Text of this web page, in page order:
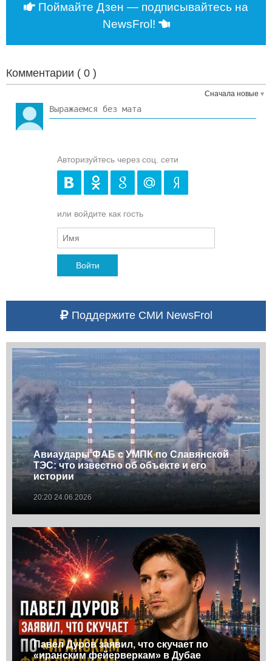
Поймайте Дзен — подписывайтесь на
NewsFrol!
Комментарии ( 0 )
Сначала новые
Авторизуйтесь через соц. сети
или войдите как гость
Войти
Поддержите СМИ NewsFrol
Авиаудары ФАБ с УМПК по Славянской
ТЭС: что известно об объекте и его
истории
20:20 24.06.2026
Павел Дуров заявил, что скучает по
«иранским фейерверкам» в Дубае